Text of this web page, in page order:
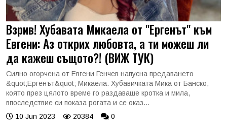
Взрив! Хубавата Микаела от "Ергенът" към
Евгени: Аз открих любовта, а ти можеш ли
да кажеш същото?! (ВИЖ ТУК)
Силно огорчена от Евгени Генчев напусна предаването
&quot;Ергенът&quot; Микаела. Хубавичката Мика от Банско,
която през цялото време го раздаваше кротка и мила,
впоследствие си показа рогата и се оказ...
10 Jun 2023
20384 0